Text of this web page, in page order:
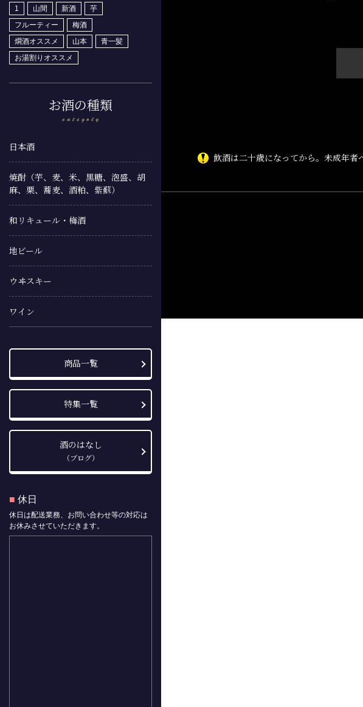
1 山間 新酒
芋
フルーティー
梅酒
燗酒オススメ
山本
青一髪
お湯割りオススメ
お酒の種類
日本酒
焼酎（芋、麦、米、黒糖、泡盛、胡
麻、栗、蕎麦、酒粕、紫蘇）
和リキュール・梅酒
地ビール
ウヰスキー
ワイン
商品一覧
特集一覧
酒のはなし
（ブログ）
■ 休日
休日は配送業務、お問い合わせ等の対応は
お休みさせていただきます。
飲酒は二十歳になってから。未成年